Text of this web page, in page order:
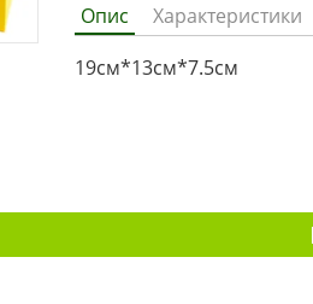
Опис
Характеристики
19см*13см*7.5см